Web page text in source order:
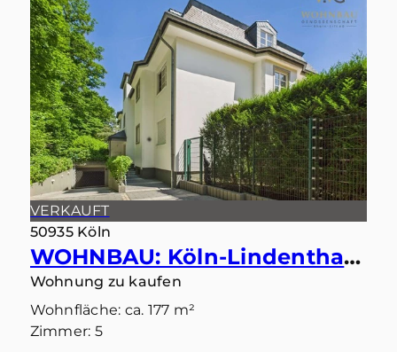
VERKAUFT
50935 Köln
WOHNBAU: Köln-Lindenthal – Maisonette mit eigenem Gartentörchen in den Stadtwald
Wohnung zu kaufen
Wohnfläche: ca. 177 m²
Zimmer: 5